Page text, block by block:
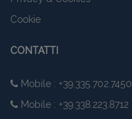
Cookie
CONTATTI
Mobile : +39.335.702.7450
Mobile : +39.338.223.8712